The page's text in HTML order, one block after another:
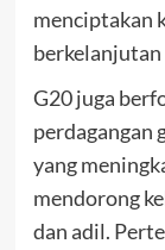
menciptakan
G20 juga
perdagangan
yang
mendorong
dan adil.